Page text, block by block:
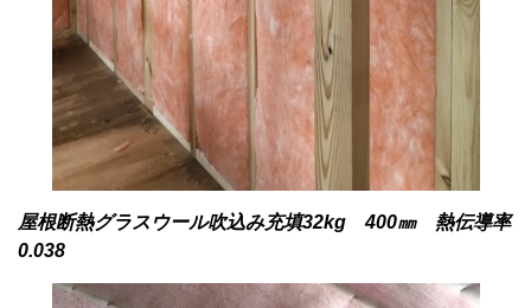
屋根断熱グラスウール吹込み充填32kg 400㎜ 熱伝導率
0.038